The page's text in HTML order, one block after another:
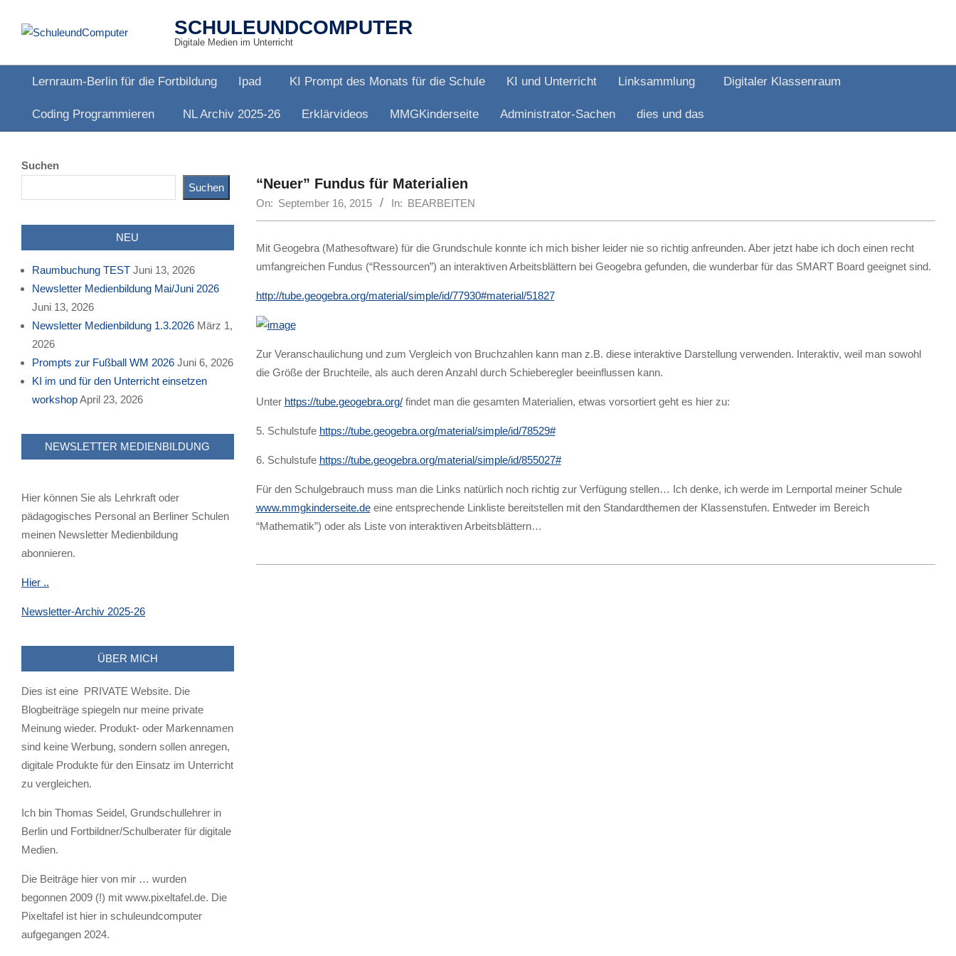
SCHULEUNDCOMPUTER
Digitale Medien im Unterricht
Navigation
Lernraum-Berlin für die Fortbildung Ipad KI Prompt des Monats für die Schule KI und Unterricht Linksammlung Digitaler Klassenraum
Coding Programmieren NL Archiv 2025-26 Erklärvideos MMGKinderseite Administrator-Sachen dies und das
“Neuer” Fundus für Materialien
On: September 16, 2015 In: BEARBEITEN
Mit Geogebra (Mathesoftware) für die Grundschule konnte ich mich bisher leider nie so richtig anfreunden. Aber jetzt habe ich doch einen recht
umfangreichen Fundus (“Ressourcen”) an interaktiven Arbeitsblättern bei Geogebra gefunden, die wunderbar für das SMART Board geeignet sind.
http://tube.geogebra.org/material/simple/id/77930#material/51827
Zur Veranschaulichung und zum Vergleich von Bruchzahlen kann man z.B. diese interaktive Darstellung verwenden. Interaktiv, weil man sowohl
die Größe der Bruchteile, als auch deren Anzahl durch Schieberegler beeinflussen kann.
Unter https://tube.geogebra.org/findet man die gesamten Materialien, etwas vorsortiert geht es hier zu:
5. Schulstufe https://tube.geogebra.org/material/simple/id/78529#
6. Schulstufe https://tube.geogebra.org/material/simple/id/855027#
Für den Schulgebrauch muss man die Links natürlich noch richtig zur Verfügung stellen… Ich denke, ich werde im Lernportal meiner Schule
www.mmgkinderseite.deeine entsprechende Linkliste bereitstellen mit den Standardthemen der Klassenstufen. Entweder im Bereich
“Mathematik”) oder als Liste von interaktiven Arbeitsblättern…
Suchen
Suchen
NEU
Raumbuchung TEST Juni 13, 2026
Newsletter Medienbildung Mai/Juni 2026
Juni 13, 2026
Newsletter Medienbildung 1.3.2026 März 1,
2026
Prompts zur Fußball WM 2026 Juni 6, 2026
KI im und für den Unterricht einsetzen
workshopApril 23, 2026
NEWSLETTER MEDIENBILDUNG
Hier können Sie als Lehrkraft oder
pädagogisches Personal an Berliner Schulen
meinen Newsletter Medienbildung
abonnieren.
Hier ..
Newsletter-Archiv 2025-26
ÜBER MICH
Dies ist eine PRIVATE Website. Die
Blogbeiträge spiegeln nur meine private
Meinung wieder. Produkt- oder Markennamen
sind keine Werbung, sondern sollen anregen,
digitale Produkte für den Einsatz im Unterricht
zu vergleichen.
Ich bin Thomas Seidel, Grundschullehrer in
Berlin und Fortbildner/Schulberater für digitale
Medien.
Die Beiträge hier von mir … wurden
begonnen 2009 (!) mit www.pixeltafel.de. Die
Pixeltafel ist hier in schuleundcomputer
aufgegangen 2024.